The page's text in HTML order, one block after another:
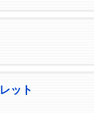
ット